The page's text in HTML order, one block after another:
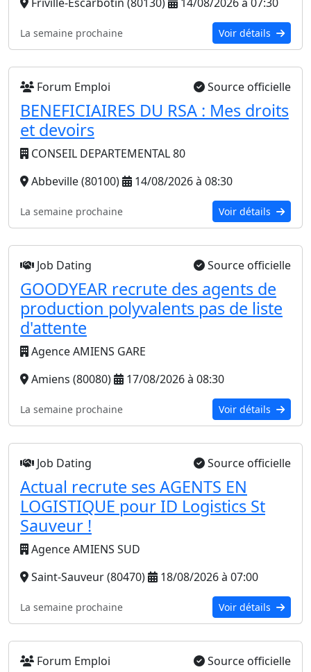
La semaine prochaine Voir détails
Forum Emploi Source officielle
BENEFICIAIRES DU RSA : Mes droits
et devoirs
CONSEIL DEPARTEMENTAL 80
Abbeville (80100)
14/08/2026 à 08:30
La semaine prochaine Voir détails
Job Dating Source officielle
GOODYEAR recrute des agents de
production polyvalents pas de liste
d'attente
Agence AMIENS GARE
Amiens (80080)
17/08/2026 à 08:30
La semaine prochaine Voir détails
Job Dating Source officielle
Actual recrute ses AGENTS EN
LOGISTIQUE pour ID Logistics St
Sauveur !
Agence AMIENS SUD
Saint-Sauveur (80470)
18/08/2026 à 07:00
La semaine prochaine Voir détails
Forum Emploi Source officielle